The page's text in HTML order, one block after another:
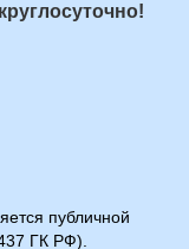
публичной
ГК РФ).